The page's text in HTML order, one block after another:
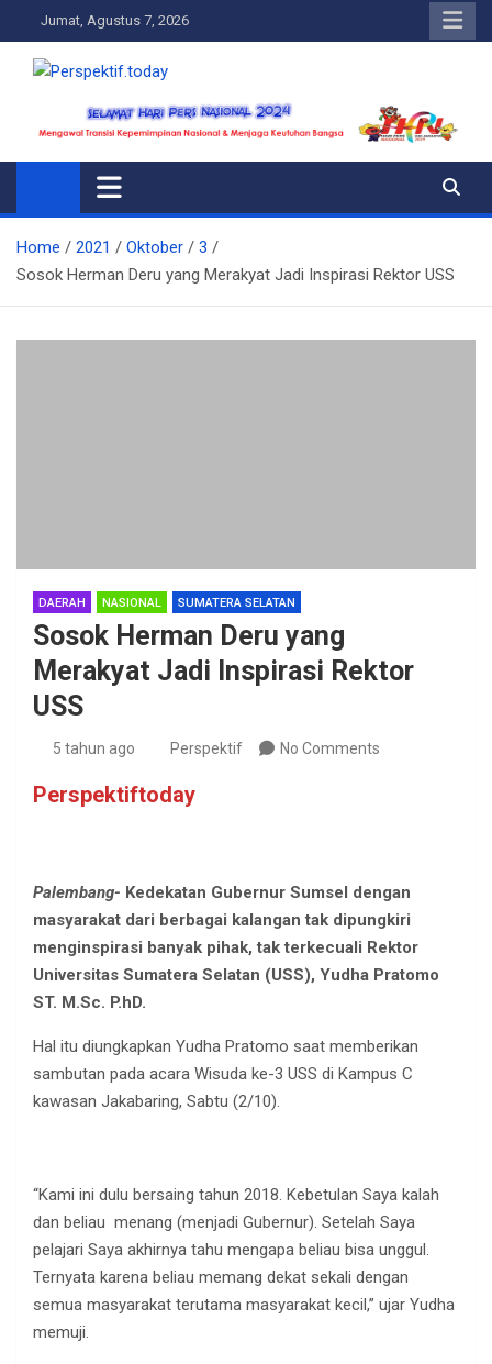
to
content
Jumat, Agustus 7, 2026
Perspektif.today
Ispiratif Profesional Independen
Home 2021 Oktober
3
Sosok Herman Deru yang Merakyat Jadi Inspirasi Rektor USS
DAERAH NASIONAL SUMATERA SELATAN
Sosok Herman Deru yang
Merakyat Jadi Inspirasi Rektor
USS
5 tahun ago Perspektif No Comments
Perspektiftoday
Palembang- Kedekatan Gubernur Sumsel dengan
masyarakat dari berbagai kalangan tak dipungkiri
menginspirasi banyak pihak, tak terkecuali Rektor
Universitas Sumatera Selatan (USS), Yudha Pratomo
ST. M.Sc. P.hD.
Hal itu diungkapkan Yudha Pratomo saat memberikan
sambutan pada acara Wisuda ke-3 USS di Kampus C
kawasan Jakabaring, Sabtu (2/10).
“Kami ini dulu bersaing tahun 2018. Kebetulan Saya kalah
dan beliau menang (menjadi Gubernur). Setelah Saya
pelajari Saya akhirnya tahu mengapa beliau bisa unggul.
Ternyata karena beliau memang dekat sekali dengan
semua masyarakat terutama masyarakat kecil,” ujar Yudha
memuji.